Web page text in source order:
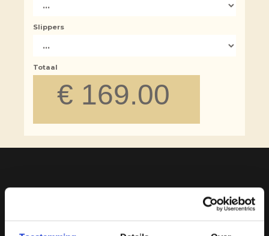
Slippers
Totaal
€ 169.00